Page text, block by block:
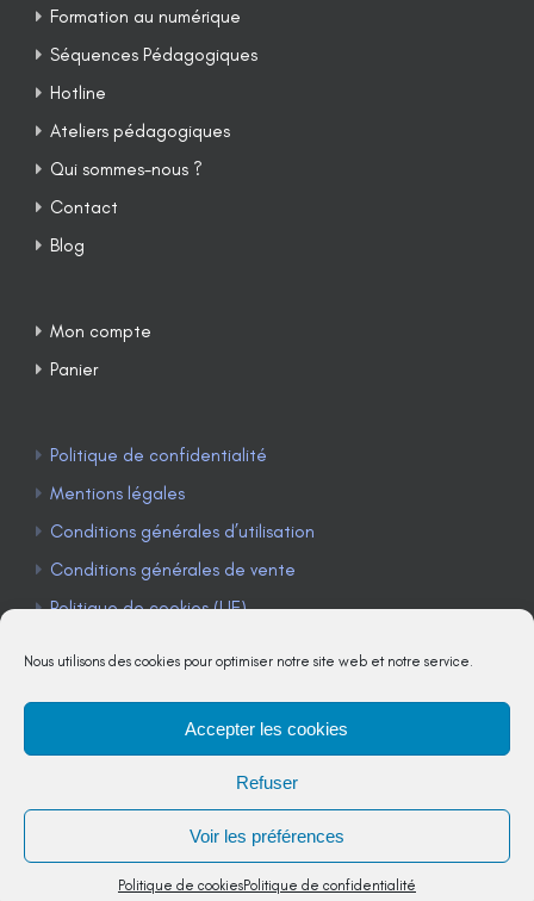
Nous utilisons des cookies pour optimiser notre site web et notre service.
Accepter les cookies
Refuser
Voir les préférences
Politique de cookiesPolitique de confidentialité
Formation au numérique
Séquences Pédagogiques
Hotline
Ateliers pédagogiques
Qui sommes-nous ?
Contact
Blog
Mon compte
Panier
Politique de confidentialité
Mentions légales
Conditions générales d’utilisation
Conditions générales de vente
Politique de cookies (UE)
TÉLÉPHONE : 04 90 85 22 98